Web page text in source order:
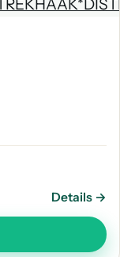
Details →